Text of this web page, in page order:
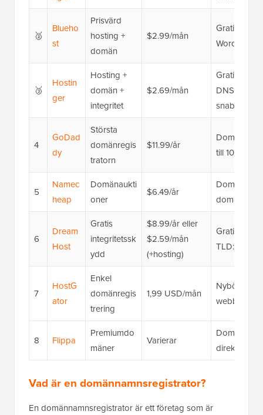
🥈
Blueho
st
Prisvärd
hosting +
domän
$2.99/mån
Gratis
🥉
Hostin
ger
Hosting +
domän +
integritet
$2.69/mån
DNS-
snabb
4
GoDad
dy
Största
domänregis
tratorn
$11.99/år
till 10 år),
5
Namec
heap
Domänaukti
oner
$6.49/år
6
Dream
Host
Gratis
integritetssk
ydd
$8.99/år eller
$2.59/mån
(+hosting)
Gratis
TLD:er,
7
HostG
ator
Enkel
domänregis
trering
1,99 USD/mån
8 Flippa
Premiumdo
mäner
Varierar
Vad är en domännamnsregistrator?
En domännamnsregistrator är ett företag som är